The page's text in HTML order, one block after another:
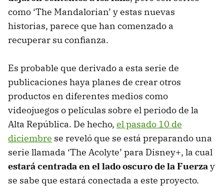
como ‘The Mandalorian’ y estas nuevas
historias, parece que han comenzado a
recuperar su confianza.
Es probable que derivado a esta serie de
publicaciones haya planes de crear otros
productos en diferentes medios como
videojuegos o películas sobre el periodo de la
Alta República. De hecho, el pasado 10 de
diciembre se reveló que se está preparando una
serie llamada ‘The Acolyte’ para Disney+, la cual
estará centrada en el lado oscuro de la Fuerzay
se sabe que estará conectada a este proyecto.